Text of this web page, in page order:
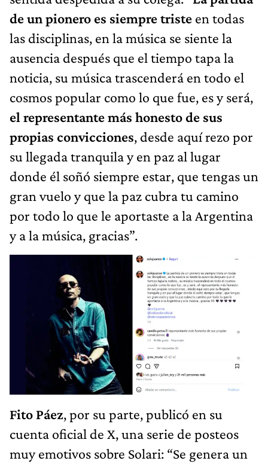
de un pionero es siempre triste en todas
las disciplinas, en la música se siente la
ausencia después que el tiempo tapa la
noticia, su música trascenderá en todo el
cosmos popular como lo que fue, es y será,
el representante más honesto de sus
propias convicciones, desde aquí rezo por
su llegada tranquila y en paz al lugar
donde él soñó siempre estar, que tengas un
gran vuelo y que la paz cubra tu camino
por todo lo que le aportaste a la Argentina
y a la música, gracias”.
Fito Páez, por su parte, publicó en su
cuenta oficial de X, una serie de posteos
muy emotivos sobre Solari: “Se genera un